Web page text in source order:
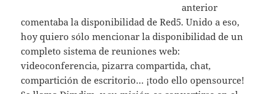
anterior
comentaba la disponibilidad de Red5. Unido a eso,
hoy quiero sólo mencionar la disponibilidad de un
completo sistema de reuniones web:
videoconferencia, pizarra compartida, chat,
compartición de escritorio… ¡todo ello opensource!